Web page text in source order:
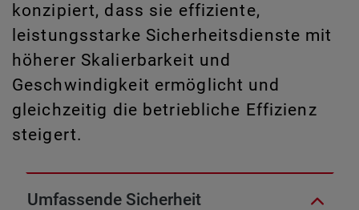
konzipiert, dass sie effiziente,
leistungsstarke Sicherheitsdienste mit
höherer Skalierbarkeit und
Geschwindigkeit ermöglicht und
gleichzeitig die betriebliche Effizienz
steigert.
Umfassende Sicherheit